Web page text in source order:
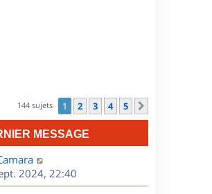
144 sujets 1 2 3 4 5
MESSAGE
2024, 22:40